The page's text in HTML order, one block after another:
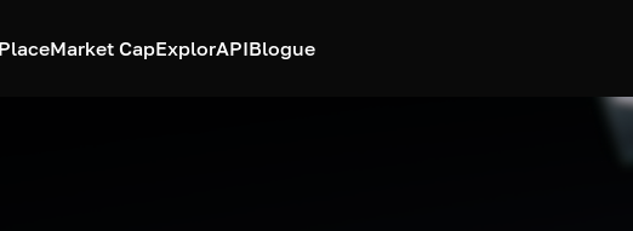
PlaceMarket CapExplorAPIBlogue